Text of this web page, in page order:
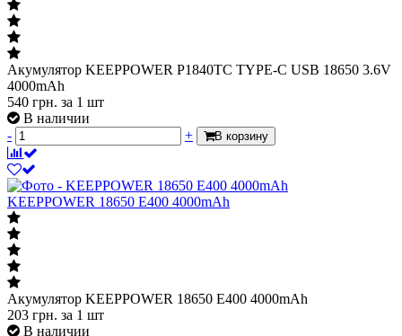
Акумулятор KEEPPOWER P1840TC TYPE-C USB 18650 3.6V
4000mAh
540 грн. за 1 шт
В наличии
-
+ В корзину
KEEPPOWER 18650 E400 4000mAh
Акумулятор KEEPPOWER 18650 E400 4000mAh
203 грн. за 1 шт
В наличии